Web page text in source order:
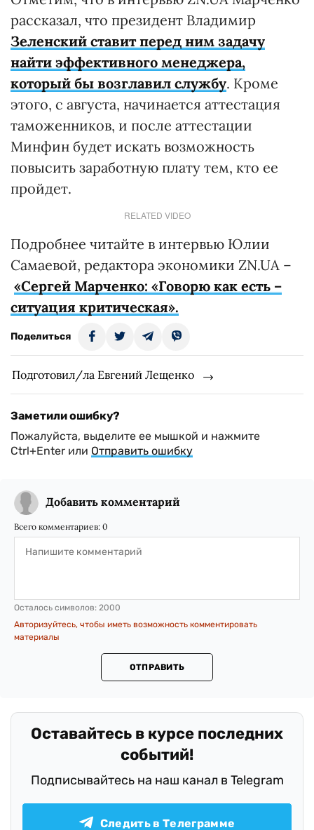
рассказал, что президент Владимир
Зеленский ставит перед ним задачу
найти эффективного менеджера,
который бы возглавил службу. Кроме
этого, с августа, начинается аттестация
таможенников, и после аттестации
Минфин будет искать возможность
повысить заработную плату тем, кто ее
пройдет.
RELATED VIDEO
Подробнее читайте в интервью Юлии
Самаевой, редактора экономики ZN.UA –
«Сергей Марченко: «Говорю как есть –
ситуация критическая».
Поделиться
Подготовил/ла Евгений Лещенко
Заметили ошибку?
Пожалуйста, выделите ее мышкой и нажмите
Ctrl+Enter или Отправить ошибку
Добавить комментарий
Всего комментариев: 0
Осталось символов: 2000
Авторизуйтесь, чтобы иметь возможность комментировать
материалы
ОТПРАВИТЬ
Оставайтесь в курсе последних